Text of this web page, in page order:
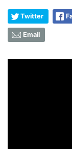
Twitter
Email